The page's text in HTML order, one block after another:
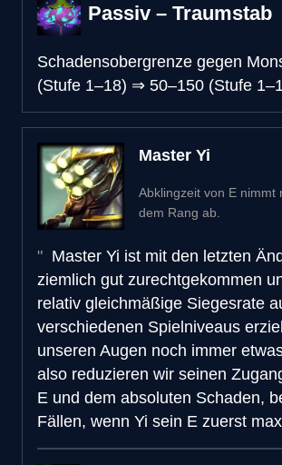
Passiv – Traumstab
Schadensobergrenze gegen
(Stufe 1–18) ⇒ 50–150 (Stufe
Master Yi
Abklingzeit von E nimmt
dem Rang ab.
Master Yi ist mit den letzten
ziemlich gut zurechtgekommen
relativ gleichmäßige Siegesrate
verschiedenen Spielniveaus
unseren Augen noch immer
also reduzieren wir seinen
E und dem absoluten Schaden,
Fällen, wenn Yi sein E zuerst